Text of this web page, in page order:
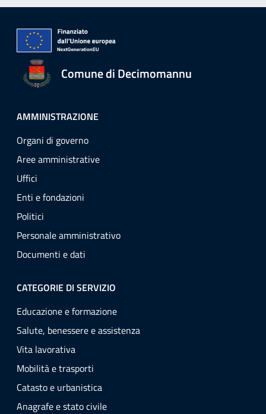
Comune di Decimomannu
AMMINISTRAZIONE
Organi di governo
Aree amministrative
Uffici
Enti e fondazioni
Politici
Personale amministrativo
Documenti e dati
CATEGORIE DI SERVIZIO
Educazione e formazione
Salute, benessere e assistenza
Vita lavorativa
Mobilità e trasporti
Catasto e urbanistica
Anagrafe e stato civile